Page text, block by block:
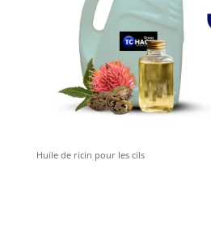
Huile de ricin pour les cils